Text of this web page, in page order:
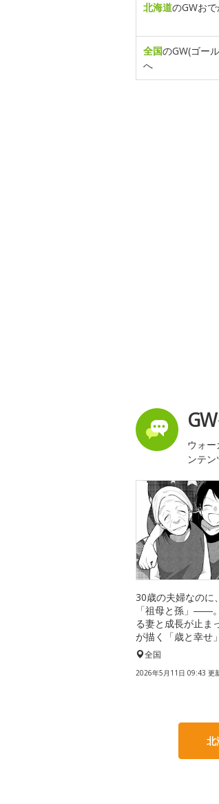
北海道のGWお
全国のGW(ゴー
へ
ウォ
ンテン
30歳の夫婦なのに
「祖母と孫」――
る妻と成長が止ま
が描く「歳と幸せ」
全国
2026年5月11日 09:43 更
北